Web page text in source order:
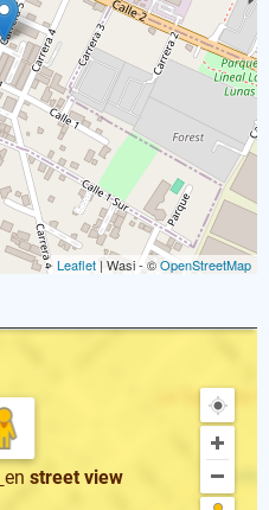
Leaflet | Wasi - ©OpenStreetMap
en street view